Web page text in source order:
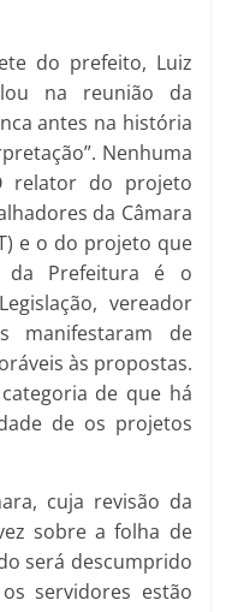
do prefeito, Luiz
na reunião da
antes na história
Nenhuma
relator do projeto
da Câmara
e o do projeto que
da Prefeitura é o
vereador
manifestaram de
às propostas.
de que há
de os projetos
cuja revisão da
sobre a folha de
será descumprido
servidores estão